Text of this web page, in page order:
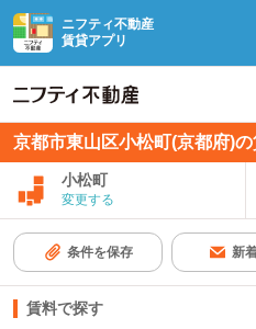
ニフティ不動産
賃貸アプリ
京都市東山区小松町(京都府)
小松町
変更する
条件を保存 新
賃料で探す